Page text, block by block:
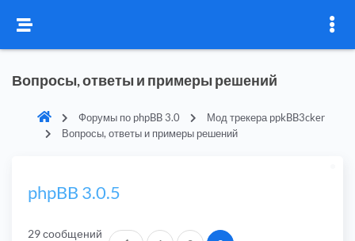
Вопросы, ответы и примеры решений
Форумы по phpBB 3.0
Мод трекера ppkBB3cker
Вопросы, ответы и примеры решений
phpBB 3.0.5
29 сообщений